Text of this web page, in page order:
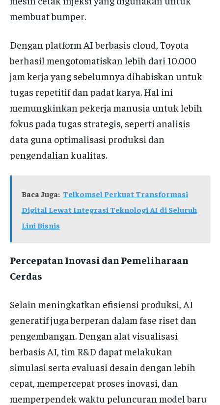
membuat bumper.
Dengan platform AI berbasis cloud, Toyota
berhasil mengotomatiskan lebih dari 10.000
jam kerja yang sebelumnya dihabiskan untuk
tugas repetitif dan padat karya. Hal ini
memungkinkan pekerja manusia untuk lebih
fokus pada tugas strategis, seperti analisis
data guna optimalisasi produksi dan
pengendalian kualitas.
Baca Juga: Telkomsel Perkuat Transformasi
Digital Lewat Integrasi Teknologi AI di Seluruh
Lini Bisnis
Percepatan Inovasi dan Pemeliharaan
Cerdas
Selain meningkatkan efisiensi produksi, AI
generatif juga berperan dalam fase riset dan
pengembangan. Dengan alat visualisasi
berbasis AI, tim R&D dapat melakukan
simulasi serta evaluasi desain dengan lebih
cepat, mempercepat proses inovasi, dan
memperpendek waktu peluncuran model baru